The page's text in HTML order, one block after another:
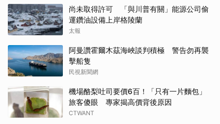
尚未取得許可 「與川普有關」能源公司偷
運鑽油設備上岸格陵蘭
太報
阿曼讚霍爾木茲海峽談判積極 警告勿再襲
擊船隻
民視新聞網
機場酪梨吐司要價6百！「只有一片麵包」
旅客傻眼 專家揭高價背後原因
CTWANT